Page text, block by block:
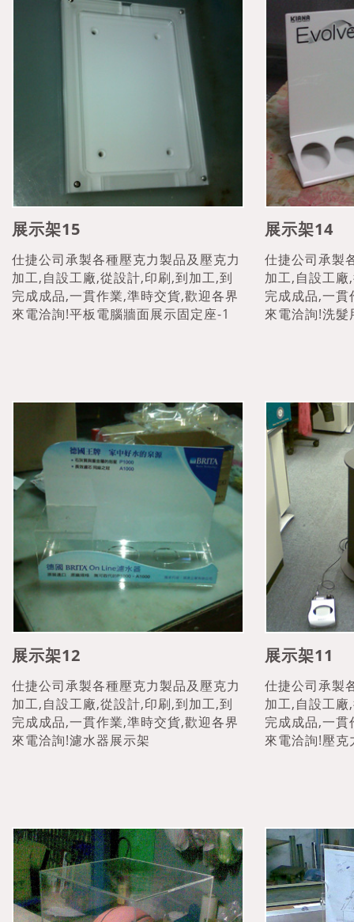
展示架15
仕捷公司承製各種壓克力製品及壓克力
加工,自設工廠,從設計,印刷,到加工,到
完成成品,一貫作業,準時交貨,歡迎各界
來電洽詢!平板電腦牆面展示固定座-1
展示架14
仕捷公司承製
加工,自設工
完成成品,一
來電洽詢!洗
展示架12
仕捷公司承製各種壓克力製品及壓克力
加工,自設工廠,從設計,印刷,到加工,到
完成成品,一貫作業,準時交貨,歡迎各界
來電洽詢!濾水器展示架
展示架11
仕捷公司承製
加工,自設工
完成成品,一
來電洽詢!壓克